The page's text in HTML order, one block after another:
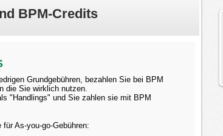
BPM-Credits
Grundgebühren, bezahlen Sie bei BPM
die Sie wirklich nutzen.
"Handlings" und Sie zahlen sie mit BPM
As-you-go-Gebühren: